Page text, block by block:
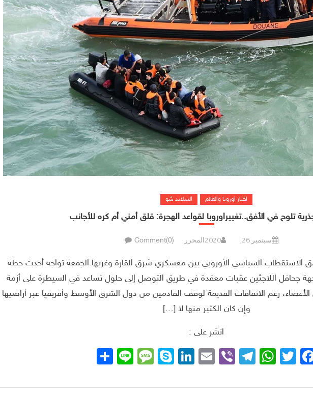
اخبار اوروبا والعالم السلايد شو
تلوح في الأفق..تغييراوروبا لقواعد الهجرة: قلق أمني أم كره للأجانب
سبتمبر 26, 2020 المحرر Comment(0)
الاستقطاب السياسي الأوروبي بين معسكري شرق القارة وغربها.الجمعة تواجه أحدث خطة
جحافل اللاجئين عقبات معقدة في طريق التوصل إلى حلول تساعد في السيطرة على أزمة
الأعضاء، رغم الاتفاقات القديمة لوقف القادمين من دول الشرق الأوسط وأفريقيا عبر أراضيها
وإن كان الكثير منها لا […]
انشر على :
Facebook
Twitter
WhatsApp
Telegram
Viber
Email
LinkedIn
Skype
Message
Line